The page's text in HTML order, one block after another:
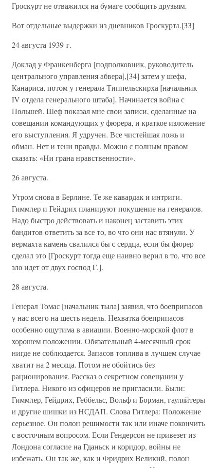
Гроскурт не отважился на бумаге сообщить друзьям.
Вот отдельные выдержки из дневников Гроскурта.[33]
24 августа 1939 г.
Доклад у Франкенберга [подполковник, руководитель
центрального управления абвера],[34] затем у шефа,
Канариса, потом у генерала Типпельскирха [начальник
IV отдела генерального штаба]. Начинается война с
Польшей. Шеф показал мне свои записи, сделанные на
совещании командующих у фюрера, и краткое изложение
его выступления. Я удручен. Все чистейшая ложь и
обман. Нет и тени правды. Можно с полным правом
сказать: «Ни грана нравственности».
26 августа.
Утром снова в Берлине. Те же кавардак и интриги.
Гиммлер и Гейдрих планируют покушение на генералов.
Надо быстро действовать и наконец заставить этих
бандитов ответить за все то, во что они нас втянули. У
вермахта камень свалился бы с сердца, если бы фюрер
сделал это [Гроскурт тогда еще наивно верил в то, что все
зло идет от двух господ Г.].
28 августа.
Генерал Томас [начальник тыла] заявил, что боеприпасов
у нас всего на шесть недель. Нехватка боеприпасов
особенно ощутима в авиации. Военно-морской флот в
хорошем положении. Обязательный 4-месячный срок
нигде не соблюдается. Запасов топлива в лучшем случае
хватит на 2 месяца. Потом не обойтись без
рационирования. Рассказ о секретном совещании у
Гитлера. Никого из офицеров не пригласили. Были:
Гиммлер, Гейдрих, Геббельс, Вольф и Борман, гауляйтеры
и другие шишки из НСДАП. Слова Гитлера: Положение
серьезное. Он полон решимости так или иначе покончить
с восточным вопросом. Если Гендерсон не привезет из
Лондона согласие на Гданьск и коридор, войны не
избежать. Он так же, как и Фридрих Великий, полон